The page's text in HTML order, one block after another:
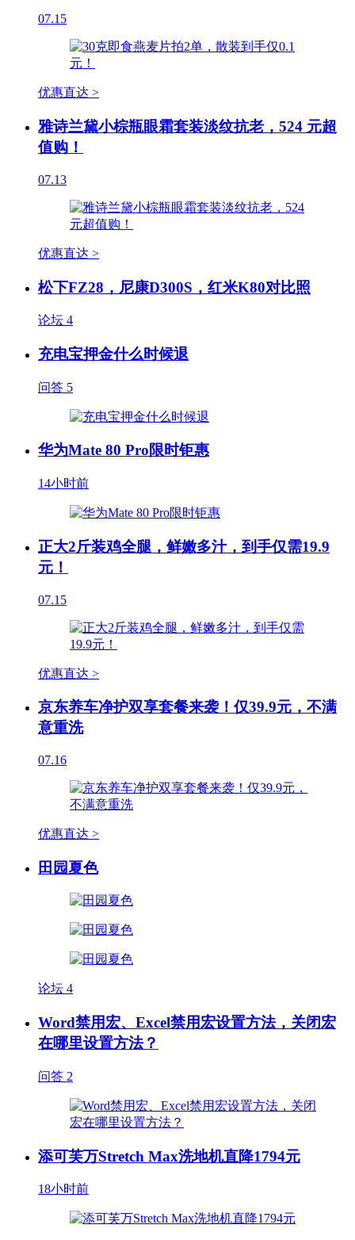
07.15
优惠直达 >
雅诗兰黛小棕瓶眼霜套装淡纹抗老，524 元超
值购！
07.13
优惠直达 >
松下FZ28，尼康D300S，红米K80对比照
论坛 4
充电宝押金什么时候退
问答 5
华为Mate 80 Pro限时钜惠
14小时前
正大2斤装鸡全腿，鲜嫩多汁，到手仅需19.9
元！
07.15
优惠直达 >
京东养车净护双享套餐来袭！仅39.9元，不满
意重洗
07.16
优惠直达 >
田园夏色
论坛 4
Word禁用宏、Excel禁用宏设置方法，关闭宏
在哪里设置方法？
问答 2
添可芙万Stretch Max洗地机直降1794元
18小时前